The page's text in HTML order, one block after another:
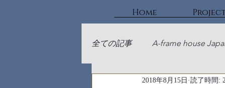
Home
全ての記事 A-frame house
2018年8月15日 読了時間: